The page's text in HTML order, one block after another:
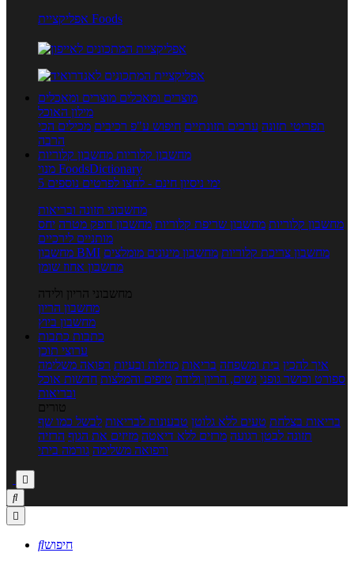
אפליקציית Foods
מוצרים ומאכלים מוצרים ומאכלים
מילון האוכל
תפריטי תזונה ערכים תזונתיים חיפוש ע"פ רכיבים מכילים הכי
הרבה
מחשבון קלוריות מחשבון קלוריות
מנוי FoodsDictionary
5 ימי ניסיון חינם - לחצו לפרטים נוספים
מחשבוני תזונה ובריאות
מחשבון קלוריות מחשבון שריפת קלוריות מחשבון דופק מטרה יחס
מותניים לירכיים
מחשבון BMI
מחשבון צריכת קלוריות מחשבון מינונים מומלצים
מחשבון אחוז שומן
מחשבוני הריון ולידה
מחשבון הריון
מחשבון ביוץ
כתבות כתבות
ערוצי תוכן
איך להכין בית ומשפחה בריאות מחלות ובעיות רפואה משלימה
ספורט וכושר גופני נשים, הריון ולידה טיפים והמלצות חדשות אוכל
ובריאות
טורים
בריאות בצלחת טעים ללא גלוטן טבעונות לבריאות לבשל כמו שף
תזונה לבטן רגועה מרזים ללא דיאטה מזיזים את הגוף הרזיה
ורפואה משלימה גורמה ביתי



חיפוש